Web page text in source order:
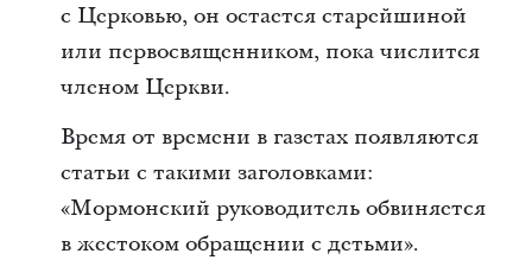
с Церковью, он остается старейшиной
или первосвященником, пока числится
членом Церкви.
Время от времени в газетах появляются
статьи с такими заголовками:
«Мормонский руководитель обвиняется
в жестоком обращении с детьми».